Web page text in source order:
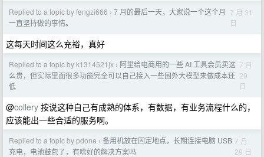
Replied to a topic by fengzi666 › 7 月的最后一天，大家说一个这个月
一直坚持做的事情。
7 月 31
日
这每天时间这么充裕，真好
Replied to a topic by k1314521jx › 阿里给电商用的一些 AI 工具会员卖这
么贵，但实际里面很多功能完全可以自己接入一些国外大模型来做成本还
低
7 月
29
日
@collery 按说这种自己有成熟的体系，有数据，有业务流程什么的，
应该能出一些合适的服务啊。
Replied to a topic by pdone › 备用机放在固定地点，长期连接电脑 USB
充电，电池鼓包了，有啥好的解决方案吗
7 月
29 日